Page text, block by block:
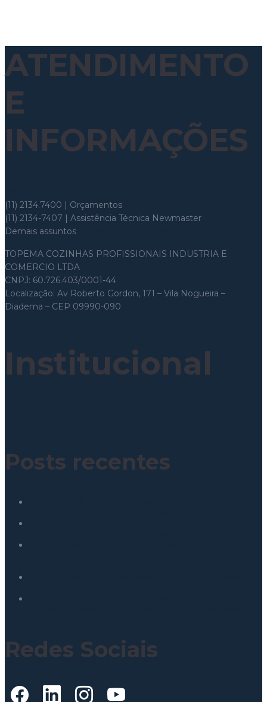
ATENDIMENTO
E
INFORMAÇÕES
(11) 2134.7400 | Orçamentos
(11) 2134-7407 | Assistência Técnica Newmaster
Demais assuntos
TOPEMA COZINHAS PROFISSIONAIS INDUSTRIA E
COMERCIO LTDA
CNPJ: 60.726.403/0001-44
Localização: Av Roberto Gordon, 171 – Vila Nogueira –
Diadema – CEP 09990-090
Institucional
Posts recentes
Redes Sociais